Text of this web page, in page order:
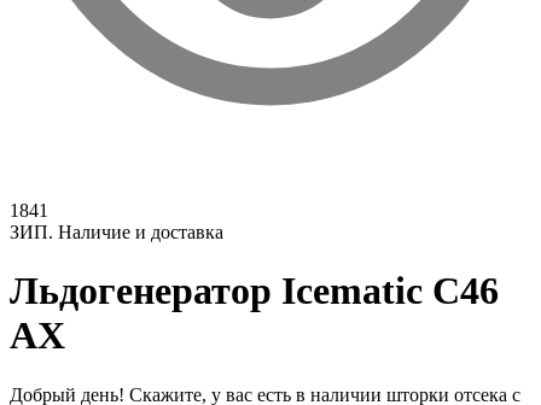
1841
ЗИП. Наличие и доставка
Льдогенератор Icematic C46
AX
Добрый день! Скажите, у вас есть в наличии шторки отсека с